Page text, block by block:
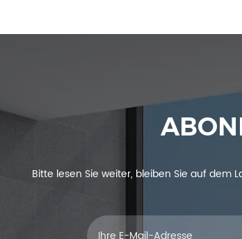
Bitte lesen Sie weiter, bleiben Sie auf dem